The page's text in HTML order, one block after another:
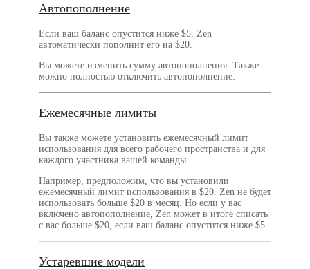
Автопополнение
Если ваш баланс опустится ниже $5, Zen
автоматически пополнит его на $20.
Вы можете изменить сумму автопополнения. Также
можно полностью отключить автопополнение.
Ежемесячные лимиты
Вы также можете установить ежемесячный лимит
использования для всего рабочего пространства и для
каждого участника вашей команды.
Например, предположим, что вы установили
ежемесячный лимит использования в $20. Zen не будет
использовать больше $20 в месяц. Но если у вас
включено автопополнение, Zen может в итоге списать
с вас больше $20, если ваш баланс опустится ниже $5.
Устаревшие модели